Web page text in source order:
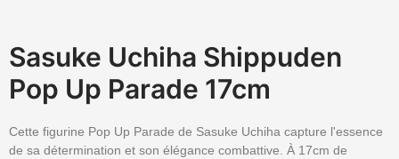
Sasuke Uchiha Shippuden
Pop Up Parade 17cm
Cette figurine Pop Up Parade de Sasuke Uchiha capture l'essence
de sa détermination et son élégance combattive. À 17cm de